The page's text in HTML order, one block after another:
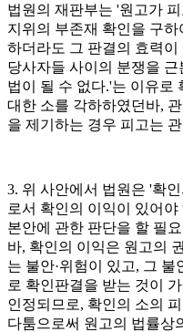
법원의 재판부는 '원고가
지위의 부존재 확인을 구
하더라도 그 판결의 효력
당사자들 사이의 분쟁을
법이 될 수 없다.'는 이유로
대한 소를 각하하였던바,
을 제기하는 경우 피고는
3. 위 사안에서 법원은 '확
로서 확인의 이익이 있어
본안에 관한 판단을 할 필
바, 확인의 이익은 원고의
는 불안·위험이 있고, 그 불
로 확인판결을 받는 것이
인정되므로, 확인의 소의
다툼으로써 원고의 법률상